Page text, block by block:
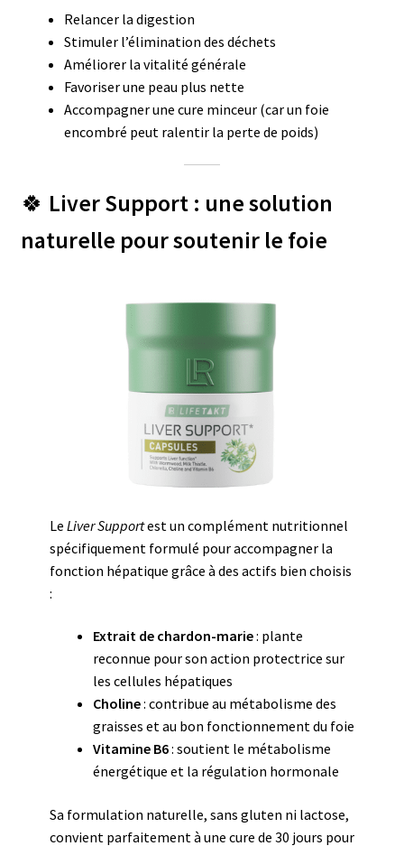
Relancer la digestion
Stimuler l’élimination des déchets
Améliorer la vitalité générale
Favoriser une peau plus nette
Accompagner une cure minceur (car un foie
encombré peut ralentir la perte de poids)
🍀 Liver Support : une solution
naturelle pour soutenir le foie
Le Liver Supportest un complément nutritionnel
spécifiquement formulé pour accompagner la
fonction hépatique grâce à des actifs bien choisis
:
Extrait de chardon-marie: plante
reconnue pour son action protectrice sur
les cellules hépatiques
Choline: contribue au métabolisme des
graisses et au bon fonctionnement du foie
Vitamine B6: soutient le métabolisme
énergétique et la régulation hormonale
Sa formulation naturelle, sans gluten ni lactose,
convient parfaitement à une cure de 30 jours pour